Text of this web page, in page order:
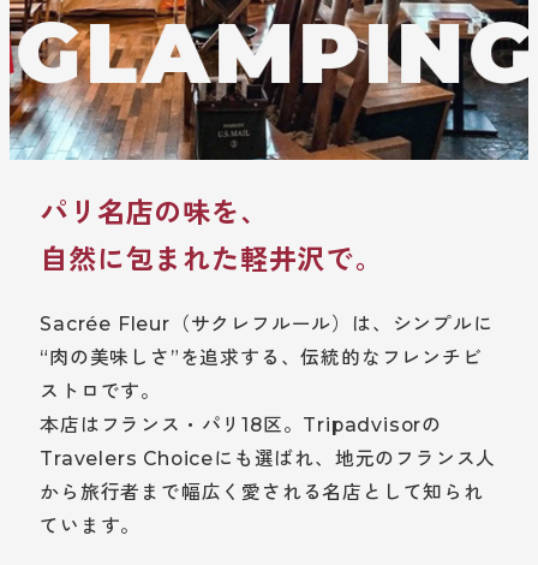
パリ名店の味を、
自然に包まれた軽井沢で。
Sacrée Fleur（サクレフルール）は、シンプルに
“肉の美味しさ”を追求する、伝統的なフレンチビ
ストロです。
本店はフランス・パリ18区。Tripadvisorの
Travelers Choiceにも選ばれ、地元のフランス人
から旅行者まで幅広く愛される名店として知られ
ています。